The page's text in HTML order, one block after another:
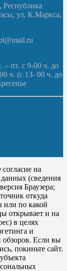
ул. К.Маркса,
– пт. с 9-00 ч. до
ч. (с 13- 00 ч. до
на
(сведения
Браузера;
откуда
или по какой
открывает и на
в целях
и
обзоров. Если вы
покиньте сайт.